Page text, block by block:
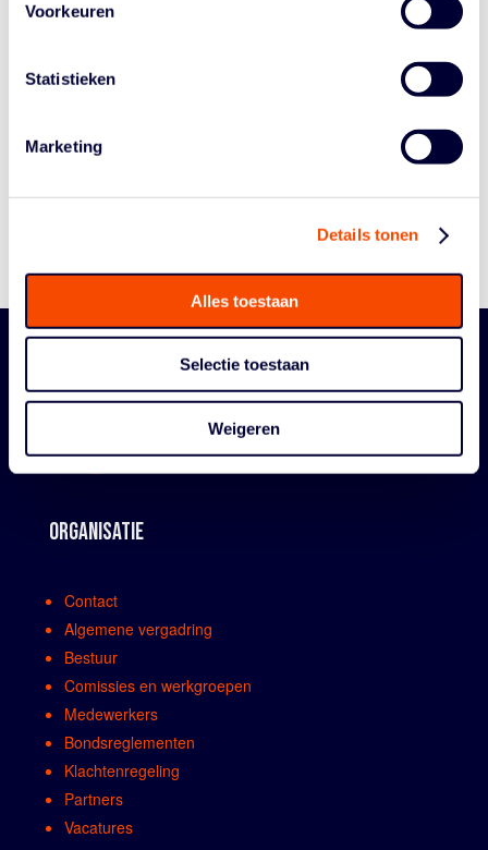
Voorkeuren
Statistieken
Marketing
Details tonen
Alles toestaan
Selectie toestaan
Weigeren
Medewerkers
ORGANISATIE
Contact
Algemene vergadring
Bestuur
Comissies en werkgroepen
Medewerkers
Bondsreglementen
Klachtenregeling
Partners
Vacatures